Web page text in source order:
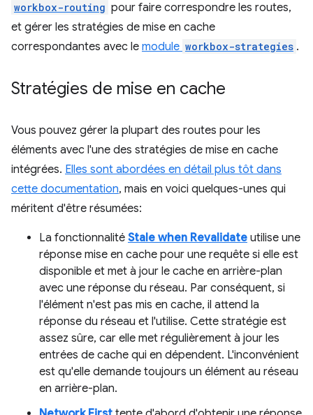
workbox-routing pour faire correspondre les routes,
et gérer les stratégies de mise en cache
correspondantes avec le module workbox-strategies .
Stratégies de mise en cache
Vous pouvez gérer la plupart des routes pour les
éléments avec l'une des stratégies de mise en cache
intégrées. Elles sont abordées en détail plus tôt dans
cette documentation, mais en voici quelques-unes qui
méritent d'être résumées:
La fonctionnalité Stale when Revalidate utilise une
réponse mise en cache pour une requête si elle est
disponible et met à jour le cache en arrière-plan
avec une réponse du réseau. Par conséquent, si
l'élément n'est pas mis en cache, il attend la
réponse du réseau et l'utilise. Cette stratégie est
assez sûre, car elle met régulièrement à jour les
entrées de cache qui en dépendent. L'inconvénient
est qu'elle demande toujours un élément au réseau
en arrière-plan.